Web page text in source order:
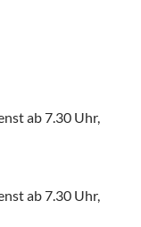
ab 7.30 Uhr,
ab 7.30 Uhr,